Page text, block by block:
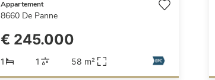
Appartement
8660 De Panne
€ 245.000
1 1 58 m²